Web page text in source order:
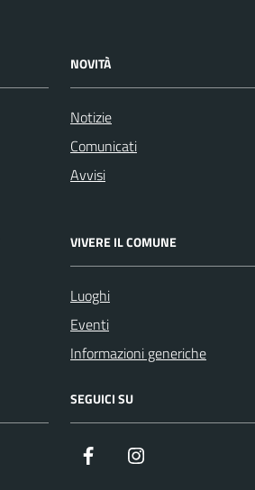
NOVITÀ
Notizie
Comunicati
Avvisi
VIVERE IL COMUNE
Luoghi
Eventi
Informazioni generiche
SEGUICI SU
Facebook